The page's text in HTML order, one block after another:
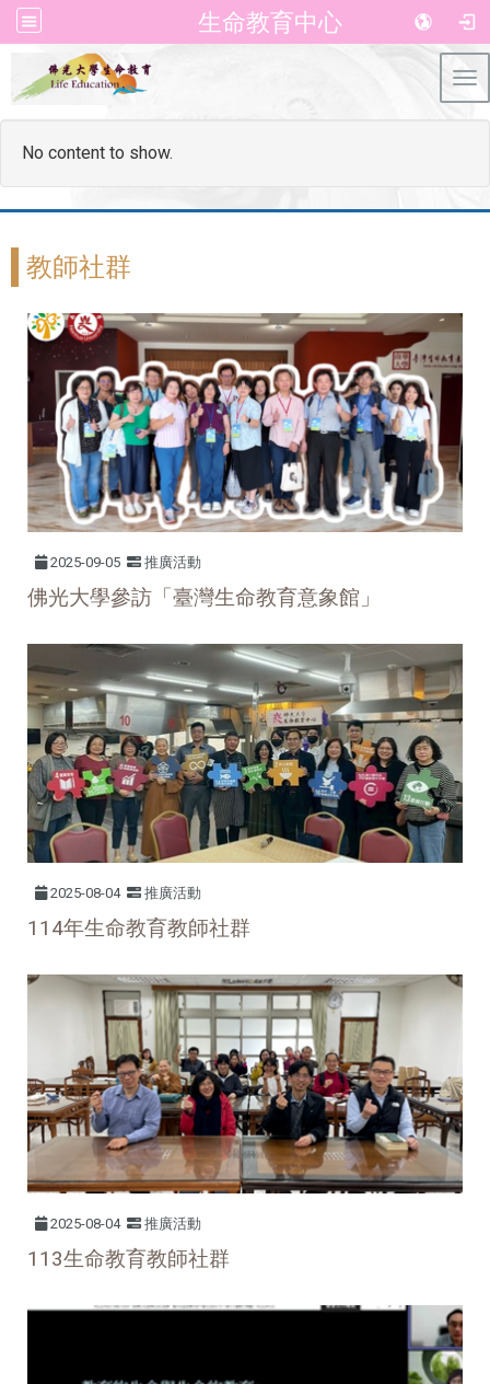
生命教育中心
No content to show.
教師社群
2025-09-05 推廣活動
佛光大學參訪「臺灣生命教育意象館」
2025-08-04 推廣活動
114年生命教育教師社群
2025-08-04 推廣活動
113生命教育教師社群